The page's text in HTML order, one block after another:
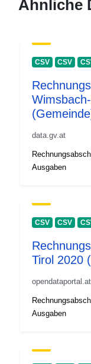
Ähnliche
CSV CSV
data.gv.at
Ausgaben
CSV CSV
Tirol 2020
opendataportal.at
Ausgaben